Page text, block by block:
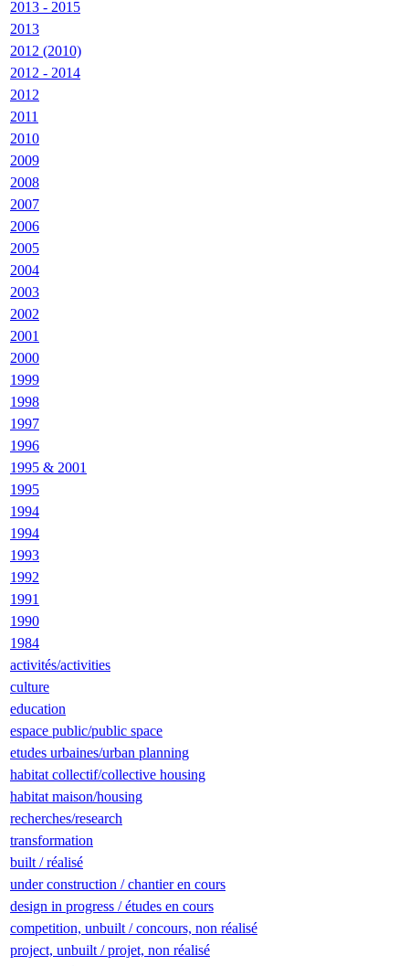
2013 - 2015
2013
2012 (2010)
2012 - 2014
2012
2011
2010
2009
2008
2007
2006
2005
2004
2003
2002
2001
2000
1999
1998
1997
1996
1995 & 2001
1995
1994
1994
1993
1992
1991
1990
1984
activités/activities
culture
education
espace public/public space
etudes urbaines/urban planning
habitat collectif/collective housing
habitat maison/housing
recherches/research
transformation
built / réalisé
under construction / chantier en cours
design in progress / études en cours
competition, unbuilt / concours, non réalisé
project, unbuilt / projet, non réalisé